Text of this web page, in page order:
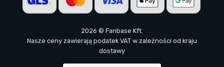
2026 © Fanbase Kft.
Nasze ceny zawierają podatek VAT w zależności od kraju
dostawy